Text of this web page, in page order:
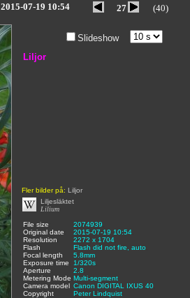
2015-07-19 10:54 27 (40)
Slideshow
Liljor
Fler bilder på: Liljor
Liljesläktet
Lilium
File size
2074939
Original date
2015-07-19 10:54
Resolution
2272 x 1704
Flash
Flash did not fire, auto
Focal length
5.8mm
Exposure time
1/320s
Aperture
2.8
Metering Mode Multi-segment
Camera model Canon DIGITAL IXUS 40
Copyright
Peter Lindquist